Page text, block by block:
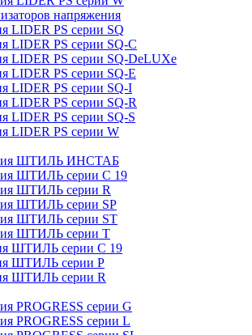
напряжения
LIDER PS серии SQ
LIDER PS серии SQ-C
LIDER PS серии SQ-DeLUXe
LIDER PS серии SQ-E
LIDER PS серии SQ-I
LIDER PS серии SQ-R
LIDER PS серии SQ-S
LIDER PS серии W
ШТИЛЬ ИНСТАБ
ШТИЛЬ серии C 19
ШТИЛЬ серии R
ШТИЛЬ серии SP
ШТИЛЬ серии ST
ШТИЛЬ серии T
ШТИЛЬ серии C 19
ШТИЛЬ серии P
ШТИЛЬ серии R
PROGRESS серии G
PROGRESS серии L